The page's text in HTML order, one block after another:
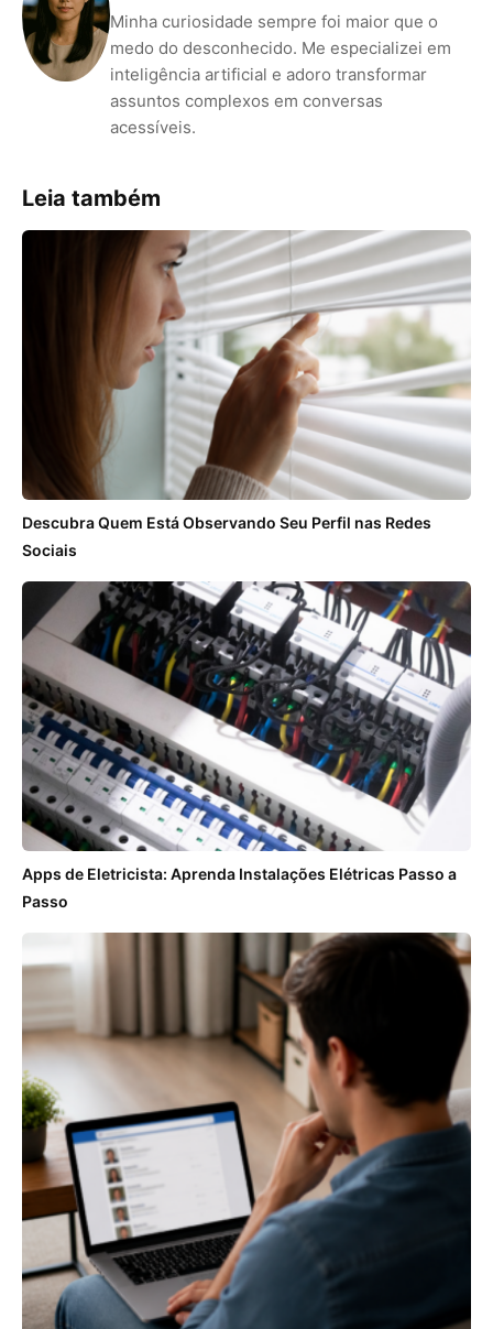
Minha curiosidade sempre foi maior que o
medo do desconhecido. Me especializei em
inteligência artificial e adoro transformar
assuntos complexos em conversas
acessíveis.
Leia também
Descubra Quem Está Observando Seu Perfil nas Redes
Sociais
Apps de Eletricista: Aprenda Instalações Elétricas Passo a
Passo